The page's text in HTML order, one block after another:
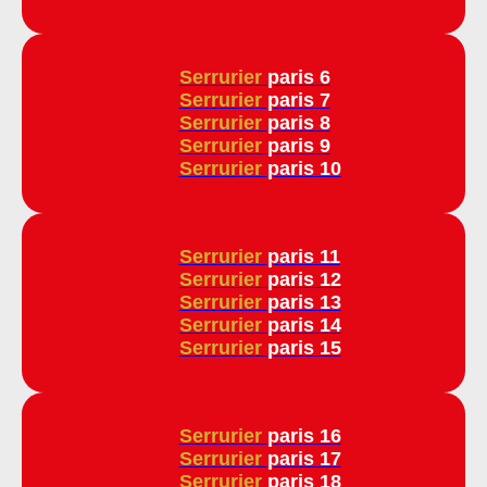
Serrurier paris 6
Serrurier paris 7
Serrurier paris 8
Serrurier paris 9
Serrurier paris 10
Serrurier paris 11
Serrurier paris 12
Serrurier paris 13
Serrurier paris 14
Serrurier paris 15
Serrurier paris 16
Serrurier paris 17
Serrurier paris 18